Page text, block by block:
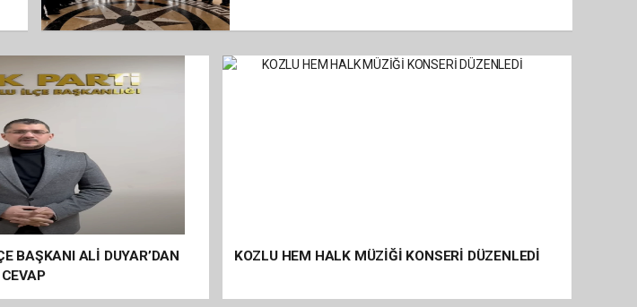
BAŞKANI ALİ DUYAR’DAN
KOZLU HEM HALK MÜZİĞİ KONSERİ DÜZENLEDİ